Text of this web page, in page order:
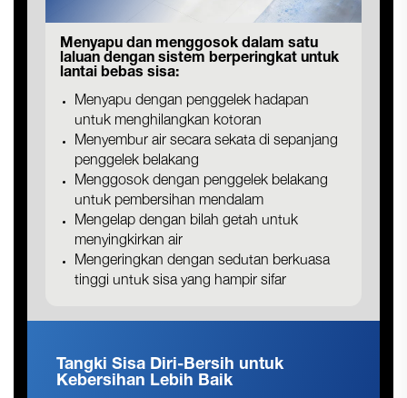
Menyapu dan menggosok dalam satu
laluan dengan sistem berperingkat untuk
lantai bebas sisa:
Menyapu dengan penggelek hadapan
untuk menghilangkan kotoran
Menyembur air secara sekata di sepanjang
penggelek belakang
Menggosok dengan penggelek belakang
untuk pembersihan mendalam
Mengelap dengan bilah getah untuk
menyingkirkan air
Mengeringkan dengan sedutan berkuasa
tinggi untuk sisa yang hampir sifar
Tangki Sisa Diri-Bersih untuk
Kebersihan Lebih Baik